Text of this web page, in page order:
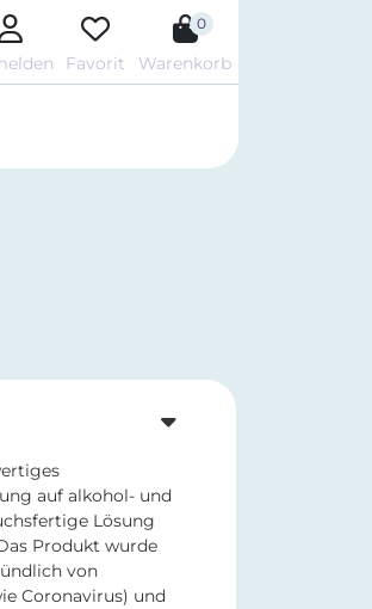
Favorit
0
Warenkorb
auf alkohol- und
Lösung
Produkt wurde
von
Coronavirus) und